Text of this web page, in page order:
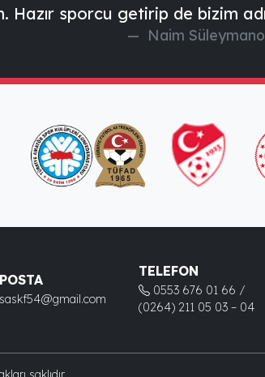
Hazır sporcu getirip de bizim
Naim
saskf54@gmail.com
TELEFON
0553 676 01 66 /
(0264) 211 05 03 – 04